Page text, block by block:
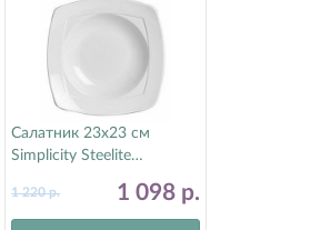
Салатник 23х23 см
Simplicity Steelite
1 098 р.
1 220р.